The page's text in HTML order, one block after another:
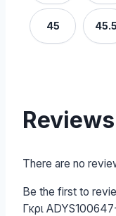
45 45.5
Reviews
There are no
Be the first to
Γκρι